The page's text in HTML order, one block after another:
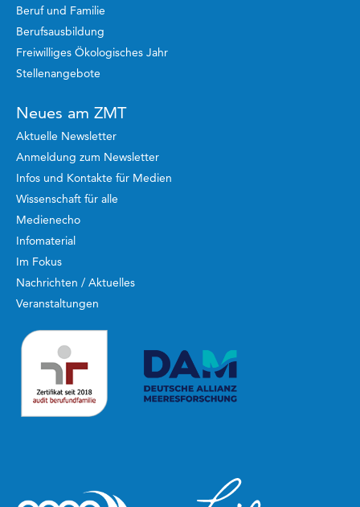
Beruf und Familie
Berufsausbildung
Freiwilliges Ökologisches Jahr
Stellenangebote
Neues am ZMT
Aktuelle Newsletter
Anmeldung zum Newsletter
Infos und Kontakte für Medien
Wissenschaft für alle
Medienecho
Infomaterial
Im Fokus
Nachrichten / Aktuelles
Veranstaltungen